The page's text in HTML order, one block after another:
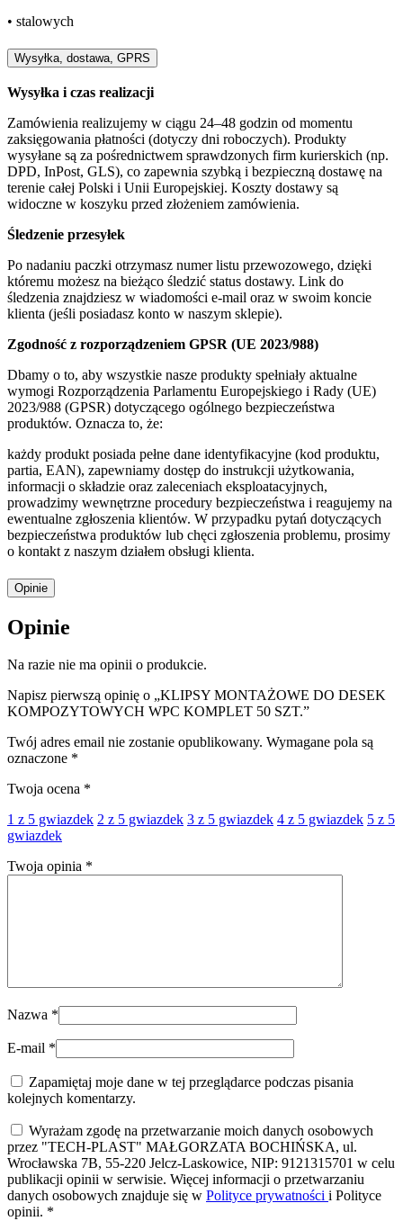
• stalowych
Wysyłka, dostawa, GPRS
Wysyłka i czas realizacji
Zamówienia realizujemy w ciągu 24–48 godzin od momentu
zaksięgowania płatności (dotyczy dni roboczych). Produkty
wysyłane są za pośrednictwem sprawdzonych firm kurierskich (np.
DPD, InPost, GLS), co zapewnia szybką i bezpieczną dostawę na
terenie całej Polski i Unii Europejskiej. Koszty dostawy są
widoczne w koszyku przed złożeniem zamówienia.
Śledzenie przesyłek
Po nadaniu paczki otrzymasz numer listu przewozowego, dzięki
któremu możesz na bieżąco śledzić status dostawy. Link do
śledzenia znajdziesz w wiadomości e-mail oraz w swoim koncie
klienta (jeśli posiadasz konto w naszym sklepie).
Zgodność z rozporządzeniem GPSR (UE 2023/988)
Dbamy o to, aby wszystkie nasze produkty spełniały aktualne
wymogi Rozporządzenia Parlamentu Europejskiego i Rady (UE)
2023/988 (GPSR) dotyczącego ogólnego bezpieczeństwa
produktów. Oznacza to, że:
każdy produkt posiada pełne dane identyfikacyjne (kod produktu,
partia, EAN), zapewniamy dostęp do instrukcji użytkowania,
informacji o składzie oraz zaleceniach eksploatacyjnych,
prowadzimy wewnętrzne procedury bezpieczeństwa i reagujemy na
ewentualne zgłoszenia klientów. W przypadku pytań dotyczących
bezpieczeństwa produktów lub chęci zgłoszenia problemu, prosimy
o kontakt z naszym działem obsługi klienta.
Opinie
Opinie
Na razie nie ma opinii o produkcie.
Napisz pierwszą opinię o „KLIPSY MONTAŻOWE DO DESEK
KOMPOZYTOWYCH WPC KOMPLET 50 SZT.”
Twój adres email nie zostanie opublikowany. Wymagane pola są
oznaczone *
Twoja ocena *
1 z 5 gwiazdek 2 z 5 gwiazdek 3 z 5 gwiazdek 4 z 5 gwiazdek 5 z 5
gwiazdek
Twoja opinia *
Nazwa *
E-mail *
Zapamiętaj moje dane w tej przeglądarce podczas pisania
kolejnych komentarzy.
Wyrażam zgodę na przetwarzanie moich danych osobowych
przez "TECH-PLAST" MAŁGORZATA BOCHIŃSKA, ul.
Wrocławska 7B, 55-220 Jelcz-Laskowice, NIP: 9121315701 w celu
publikacji opinii w serwisie. Więcej informacji o przetwarzaniu
danych osobowych znajduje się w Polityce prywatności i Polityce
opinii. *